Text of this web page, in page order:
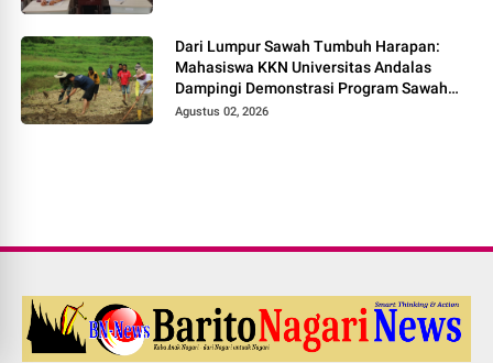
Dari Lumpur Sawah Tumbuh Harapan:
Mahasiswa KKN Universitas Andalas
Dampingi Demonstrasi Program Sawah
Pokok Murah di Jorong Bayua
Agustus 02, 2026